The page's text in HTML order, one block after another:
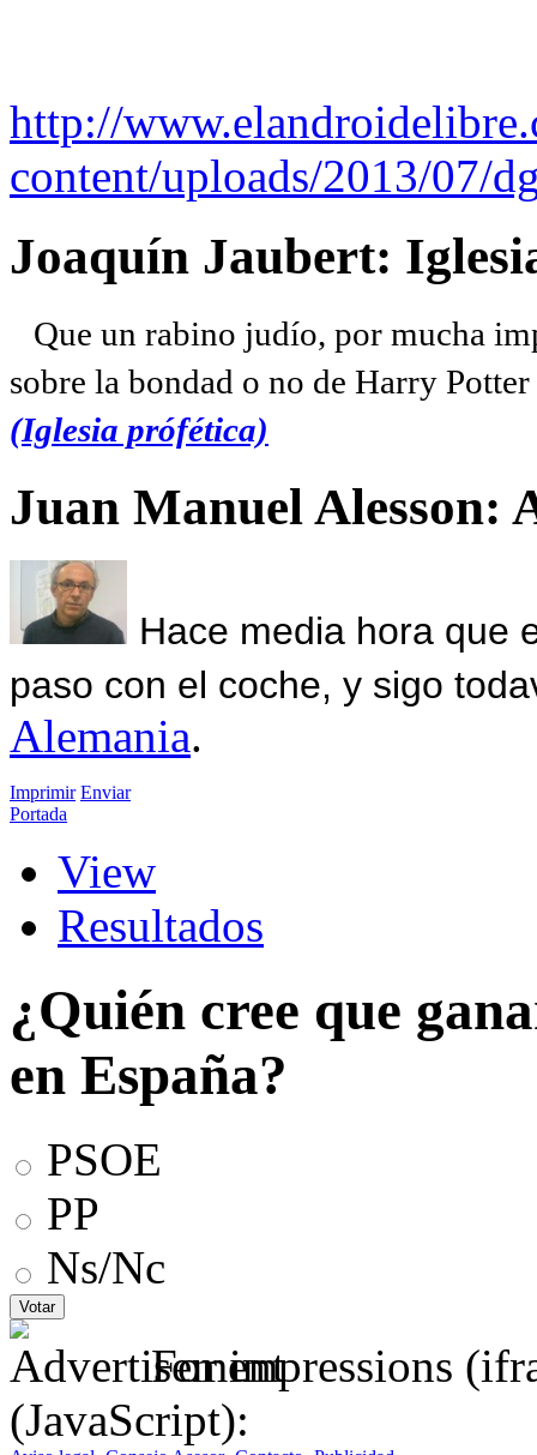
http://
content/uploads/2013/07/
Joaquín Jaubert:
Que un rabino judío, por mucha
sobre la bondad o no de Harry
(Iglesia prófética)
Juan Manuel Alesson:
Hace media hora que
paso con el coche, y sigo
Alemania.
Imprimir Enviar
Portada
View
Resultados
¿Quién cree que
en España?
PSOE
PP
Ns/Nc
For impressions
(JavaScript):